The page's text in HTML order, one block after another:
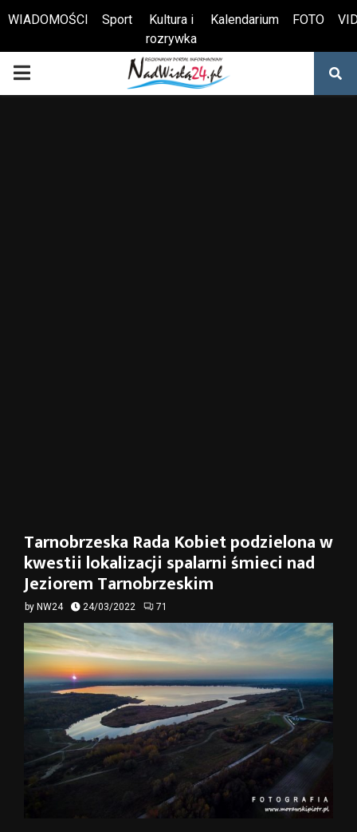
Otwórz pasek narzędzi
WIADOMOŚCI Sport
Kultura i
rozrywka
Kalendarium FOTO
PRIMARY
Tarnobrzeska Rada Kobiet podzielona w
kwestii lokalizacji spalarni śmieci nad
Jeziorem Tarnobrzeskim
by NW24 24/03/2022 71